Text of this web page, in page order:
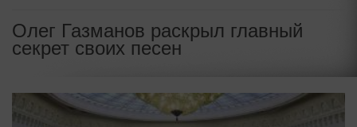
Олег Газманов раскрыл главный
секрет своих песен